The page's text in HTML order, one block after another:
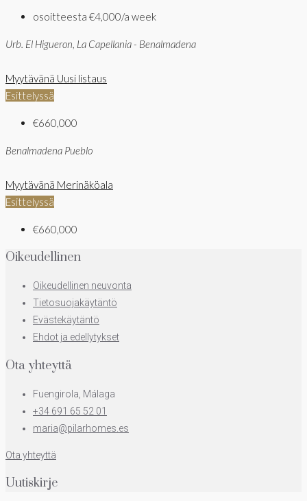
osoitteesta €4,000/a week
Urb. El Higueron, La Capellania - Benalmadena
Myytävänä Uusi listaus
Esittelyssä
€660,000
Benalmadena Pueblo
Myytävänä Merinäköala
Esittelyssä
€660,000
Oikeudellinen
Oikeudellinen neuvonta
Tietosuojakäytäntö
Evästekäytäntö
Ehdot ja edellytykset
Ota yhteyttä
Fuengirola, Málaga
+34 691 65 52 01
maria@pilarhomes.es
Ota yhteyttä
Uutiskirje